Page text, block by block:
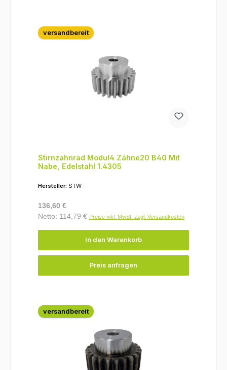
versandbereit
Stirnzahnrad Modul4 Zähne20 B40 Mit
Nabe, Edelstahl 1.4305
Hersteller: STW
Regulärer Preis:
136,60 €
Netto: 114,79 € Preise inkl. MwSt. zzgl. Versandkosten
In den Warenkorb
Preis anfragen
versandbereit